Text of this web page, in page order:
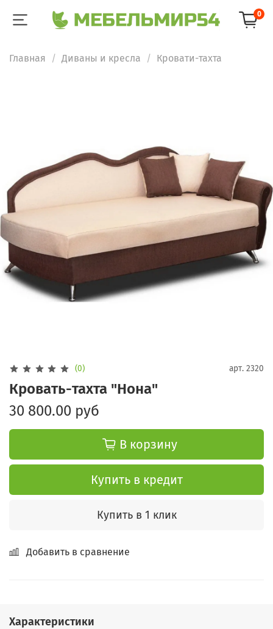
0
Главная Диваны и кресла Кровати-тахта
(0) арт. 2320
Кровать-тахта "Нона"
30 800.00 руб
В корзину
Купить в кредит
Купить в 1 клик
Добавить в сравнение
Характеристики